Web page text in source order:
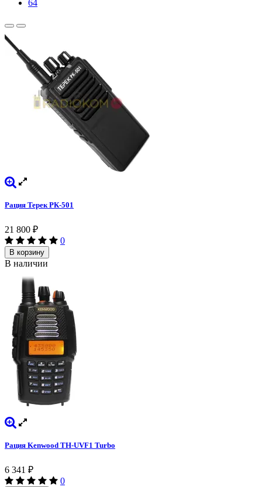
64
Рация Терек РК-501
21 800 ₽
0
В корзину
В наличии
Рация Kenwood TH-UVF1 Turbo
6 341 ₽
0